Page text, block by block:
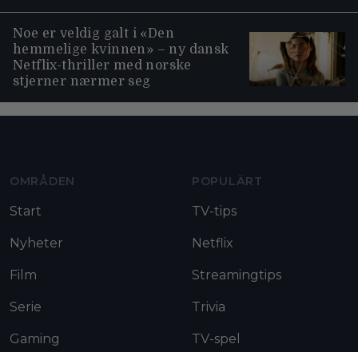
Noe er veldig galt i «Den
hemmelige kvinnen» – ny dansk
Netflix-thriller med norske
stjerner nærmer seg
OMRÅDEN
Start
Nyheter
Film
Serie
Gaming
POPULÄRT
TV-tips
Netflix
Streamingtips
Trivia
TV-spel